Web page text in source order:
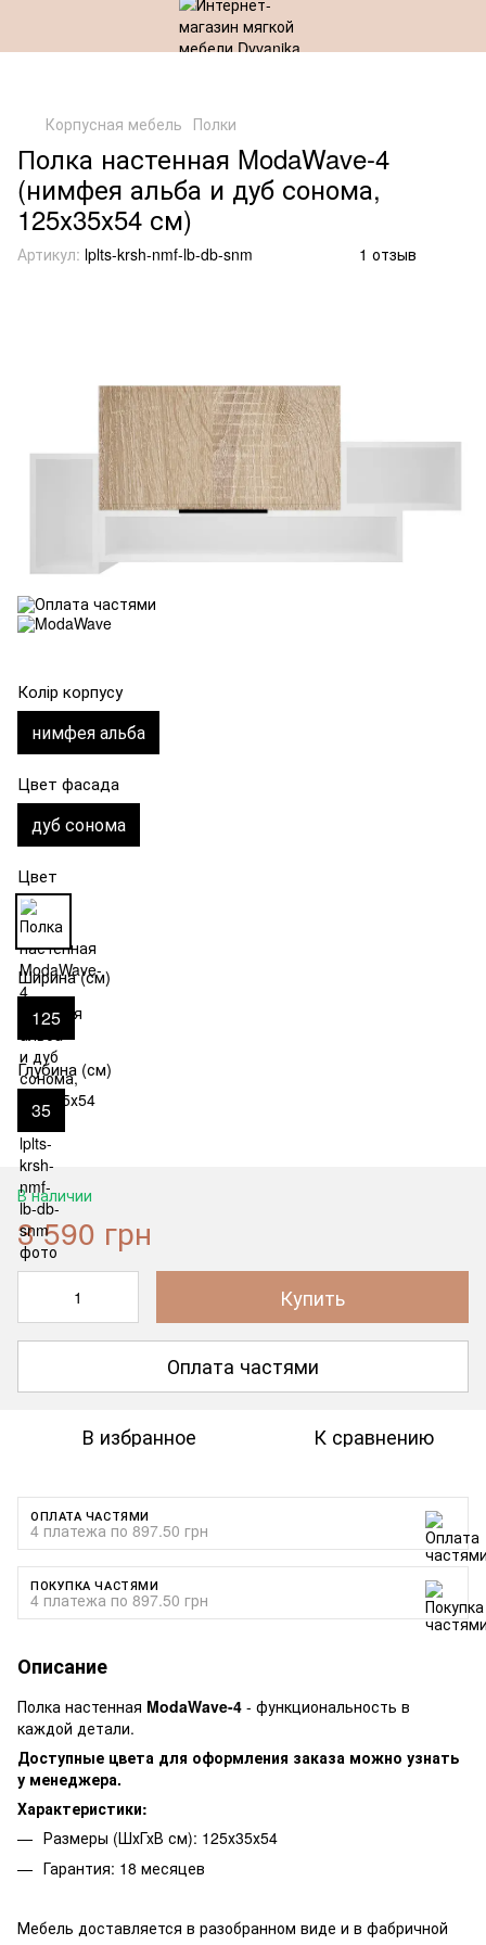
Корпусная мебель Полки
Полка настенная ModaWave-4
(нимфея альба и дуб сонома,
125х35х54 см)
Артикул: lplts-krsh-nmf-lb-db-snm 1 отзыв
Колір корпусу
нимфея альба
Цвет фасада
дуб сонома
Цвет
Ширина (см)
125
Глубина (см)
35
В наличии
3 590 грн
Купить
Оплата частями
В избранное К сравнению
ОПЛАТА ЧАСТЯМИ
4 платежа по 897.50 грн
ПОКУПКА ЧАСТЯМИ
4 платежа по 897.50 грн
Описание
Полка настенная ModaWave-4 - функциональность в
каждой детали.
Доступные цвета для оформления заказа можно узнать
у менеджера.
Характеристики:
Размеры (ШхГхВ см): 125х35х54
Гарантия: 18 месяцев
Мебель доставляется в разобранном виде и в фабричной